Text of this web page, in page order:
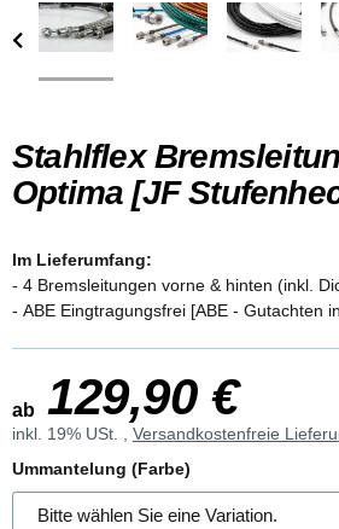
Stahlflex
Optima [JF
Im Lieferumfang:
- 4 Bremsleitungen vorne & hinten (inkl.
- ABE Eingtragungsfrei [ABE - Gutachten
ab 129,90 €
inkl. 19% USt. , Versandkostenfreie
Ummantelung (Farbe)
Bitte wählen Sie eine Variation.